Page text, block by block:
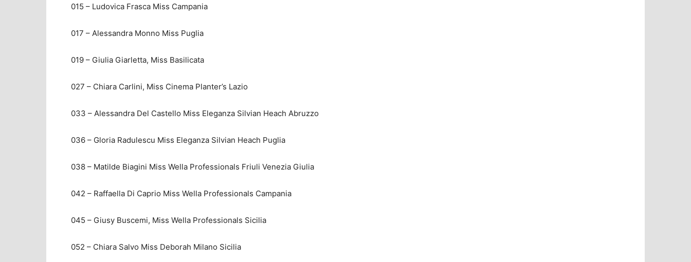
015 – Ludovica Frasca Miss Campania
017 – Alessandra Monno Miss Puglia
019 – Giulia Giarletta, Miss Basilicata
027 – Chiara Carlini, Miss Cinema Planter’s Lazio
033 – Alessandra Del Castello Miss Eleganza Silvian Heach Abruzzo
036 – Gloria Radulescu Miss Eleganza Silvian Heach Puglia
038 – Matilde Biagini Miss Wella Professionals Friuli Venezia Giulia
042 – Raffaella Di Caprio Miss Wella Professionals Campania
045 – Giusy Buscemi, Miss Wella Professionals Sicilia
052 – Chiara Salvo Miss Deborah Milano Sicilia